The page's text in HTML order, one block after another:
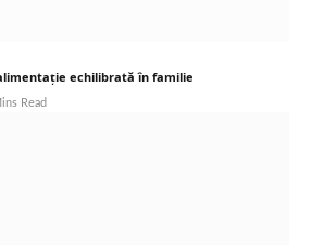
echilibrată în familie
Read